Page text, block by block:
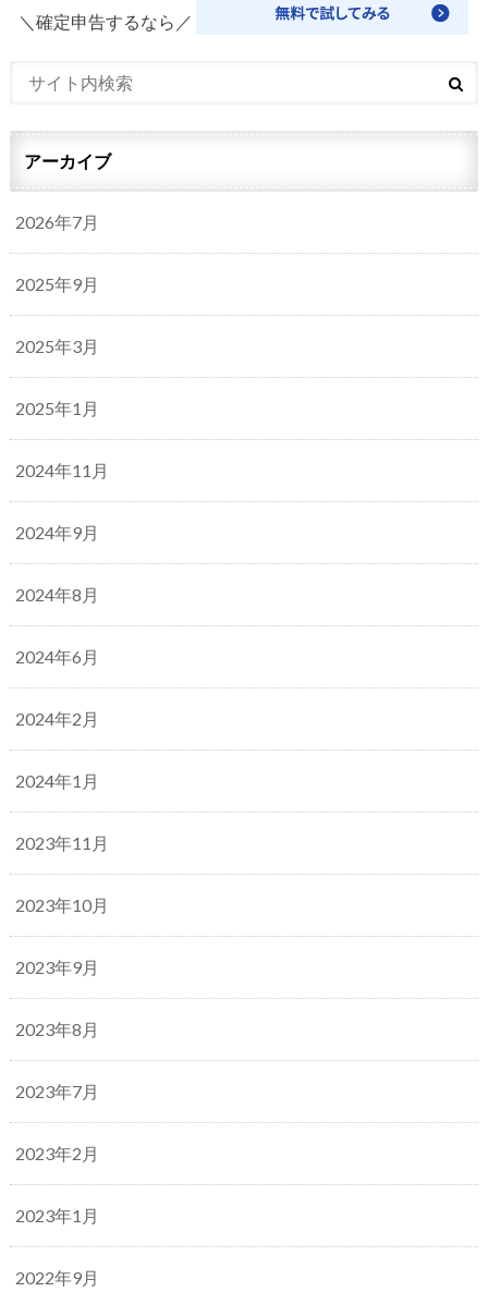
＼確定申告するなら／
アーカイブ
2026年7月
2025年9月
2025年3月
2025年1月
2024年11月
2024年9月
2024年8月
2024年6月
2024年2月
2024年1月
2023年11月
2023年10月
2023年9月
2023年8月
2023年7月
2023年2月
2023年1月
2022年9月